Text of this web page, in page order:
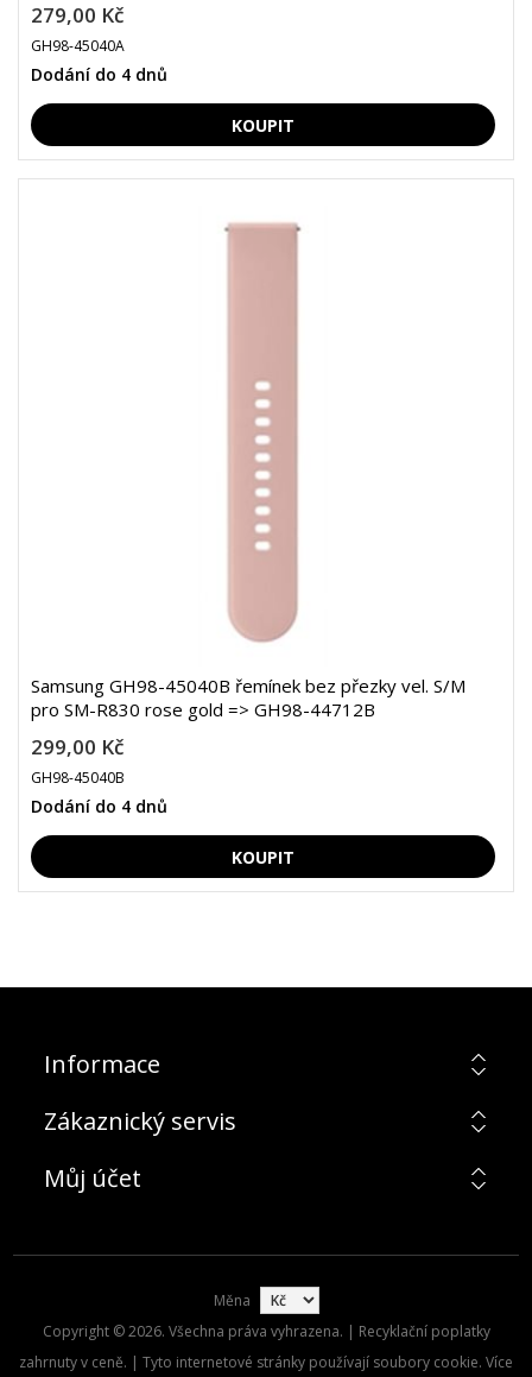
279,00 Kč
GH98-45040A
Dodání do 4 dnů
Samsung GH98-45040B řemínek bez přezky vel. S/M
pro SM-R830 rose gold => GH98-44712B
299,00 Kč
GH98-45040B
Dodání do 4 dnů
Informace
Zákaznický servis
Můj účet
Měna
Copyright © 2026. Všechna práva vyhrazena. | Recyklační poplatky
zahrnuty v ceně. | Tyto internetové stránky používají soubory cookie. Více